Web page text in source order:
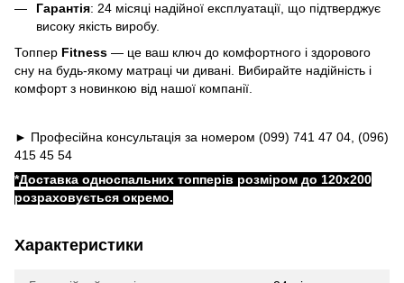
Гарантія: 24 місяці надійної експлуатації, що підтверджує
високу якість виробу.
Топпер Fitness — це ваш ключ до комфортного і здорового
сну на будь-якому матраці чи дивані. Вибирайте надійність і
комфорт з новинкою від нашої компанії.
► Професійна консультація за номером (099) 741 47 04, (096)
415 45 54
*Доставка односпальних топперів розміром до 120x200
розраховується окремо.
Характеристики